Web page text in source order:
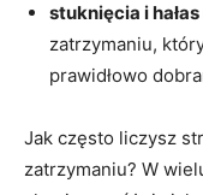
stuknięcia i
zatrzymaniu,
prawidłowo
Jak często liczysz
zatrzymaniu? W